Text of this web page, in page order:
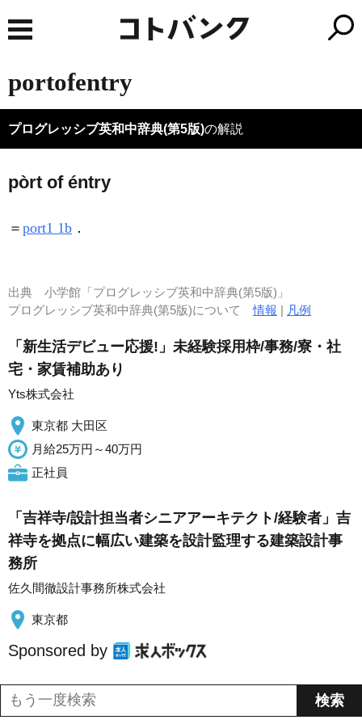
portofentry
プログレッシブ英和中辞典(第5版)の解説
pòrt of éntry
＝ port1 1b ．
出典 小学館「プログレッシブ英和中辞典(第5版)」
プログレッシブ英和中辞典(第5版)について情報 | 凡例
「新生活デビュー応援!」未経験採用枠/事務/寮・社
宅・家賃補助あり
Yts株式会社
東京都 大田区
月給25万円～40万円
正社員
「吉祥寺/設計担当者シニアアーキテクト/経験者」吉
祥寺を拠点に幅広い建築を設計監理する建築設計事
務所
佐久間徹設計事務所株式会社
東京都
Sponsored by